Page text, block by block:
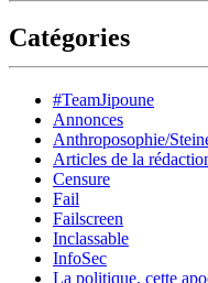
Catégories
#TeamJipoune
Annonces
Anthroposophie/
Articles de la
Censure
Fail
Failscreen
Inclassable
InfoSec
La politique, cette